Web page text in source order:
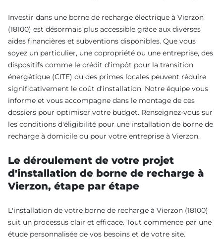
Investir dans une borne de recharge électrique à Vierzon
(18100) est désormais plus accessible grâce aux diverses
aides financières et subventions disponibles. Que vous
soyez un particulier, une copropriété ou une entreprise, des
dispositifs comme le crédit d'impôt pour la transition
énergétique (CITE) ou des primes locales peuvent réduire
significativement le coût d'installation. Notre équipe vous
informe et vous accompagne dans le montage de ces
dossiers pour optimiser votre budget. Renseignez-vous sur
les conditions d'éligibilité pour une installation de borne de
recharge à domicile ou pour votre entreprise à Vierzon.
Le déroulement de votre projet
d'installation de borne de recharge à
Vierzon, étape par étape
L'installation de votre borne de recharge à Vierzon (18100)
suit un processus clair et efficace. Tout commence par une
étude personnalisée de vos besoins et de votre site.